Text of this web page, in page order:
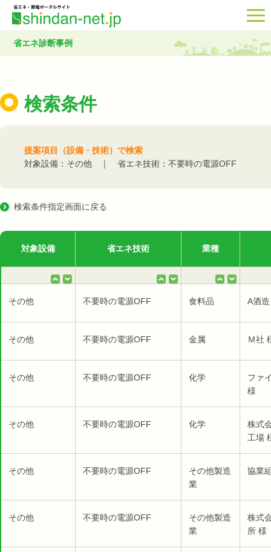
省エネ診断事例
検索条件
提案項目（設備・技術）で検索
対象設備：その他 ｜ 省エネ技術：不要時の電源OFF
検索条件指定画面に戻る
対象設備 省エネ技術 業種
その他 不要時の電源OFF 食料品 A酒
その他 不要時の電源OFF 金属 Ｍ社
その他 不要時の電源OFF 化学
ファ
様
その他 不要時の電源OFF 化学
株式
工場
その他 不要時の電源OFF
その他製造
業
協業
その他 不要時の電源OFF
その他製造
業
株式
所 様